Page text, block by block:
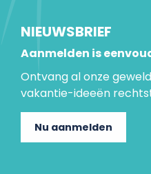
NIEUWSBRIEF
Aanmelden is
Ontvang al onze
vakantie-ideeën
Nu aanmelden